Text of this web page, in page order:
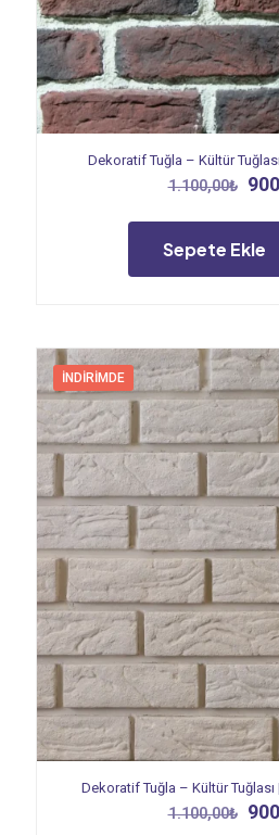
Dekoratif Tuğla – Kültür
1.100,00₺
Sepete Ekle
İNDIRIMDE
Dekoratif Tuğla – Kültür Tuğlası
1.100,00₺